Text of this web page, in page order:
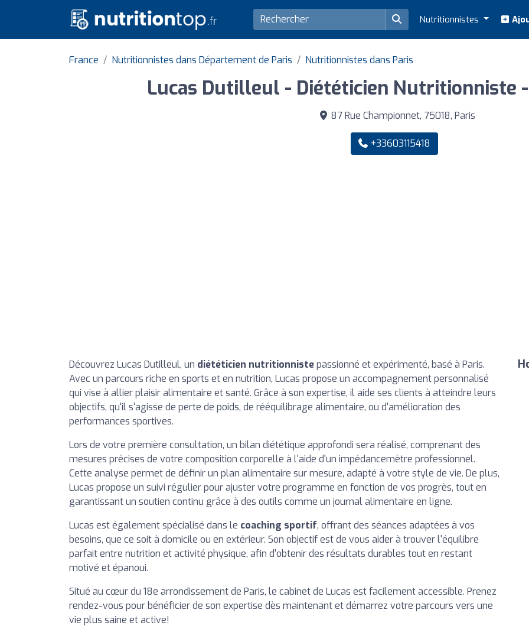
Nutritionnistes
France Nutritionnistes dans Département de Paris Nutritionnistes dans Paris
Lucas Dutilleul - Diététicien Nutritionniste
87 Rue Championnet, 75018, Paris
+33603115418
Découvrez Lucas Dutilleul, un diététicien nutritionnistepassionné et expérimenté, basé à Paris.
Avec un parcours riche en sports et en nutrition, Lucas propose un accompagnement personnalisé
qui vise à allier plaisir alimentaire et santé. Grâce à son expertise, il aide ses clients à atteindre leurs
objectifs, qu'il s'agisse de perte de poids, de rééquilibrage alimentaire, ou d'amélioration des
performances sportives.
Lors de votre première consultation, un bilan diététique approfondi sera réalisé, comprenant des
mesures précises de votre composition corporelle à l'aide d'un impédancemètre professionnel.
Cette analyse permet de définir un plan alimentaire sur mesure, adapté à votre style de vie. De plus,
Lucas propose un suivi régulier pour ajuster votre programme en fonction de vos progrès, tout en
garantissant un soutien continu grâce à des outils comme un journal alimentaire en ligne.
Lucas est également spécialisé dans le coaching sportif, offrant des séances adaptées à vos
besoins, que ce soit à domicile ou en extérieur. Son objectif est de vous aider à trouver l'équilibre
parfait entre nutrition et activité physique, afin d'obtenir des résultats durables tout en restant
motivé et épanoui.
Situé au cœur du 18e arrondissement de Paris, le cabinet de Lucas est facilement accessible. Prenez
rendez-vous pour bénéficier de son expertise dès maintenant et démarrez votre parcours vers une
vie plus saine et active!